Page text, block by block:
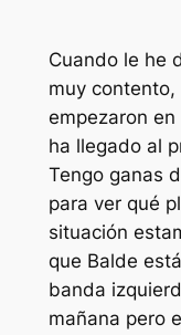
Cuando le he
muy
empezaron
ha llegado al
Tengo ganas
para ver qué
situación
que Balde
banda
mañana pero